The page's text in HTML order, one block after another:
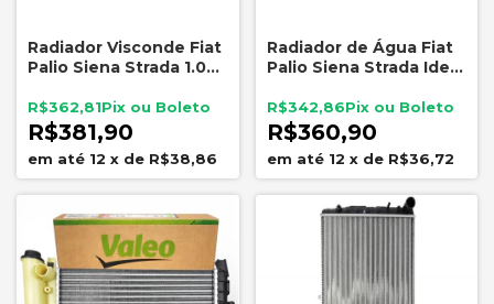
Radiador Visconde Fiat
Palio Siena Strada 1.0
2002
R$381,90
R$362,81
12 x de R$38,86
Radiador de Água Fiat
Palio Siena Strada Idea
RMM779881
R$360,90
R$342,86
12 x de R$36,72